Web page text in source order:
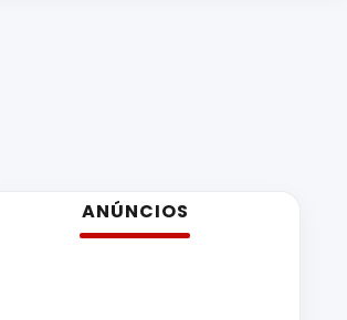
ANÚNCIOS